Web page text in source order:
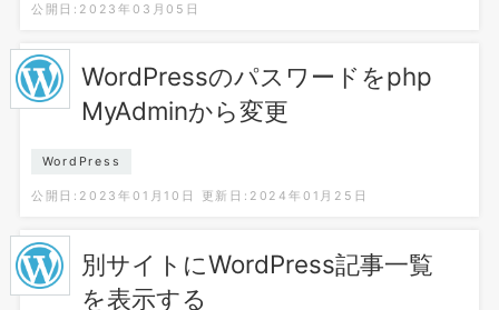
公開日:2023年03月05日
WordPressのパスワードをphp
MyAdminから変更
WordPress
公開日:2023年01月10日 更新日:2024年01月25日
別サイトにWordPress記事一覧
を表示する